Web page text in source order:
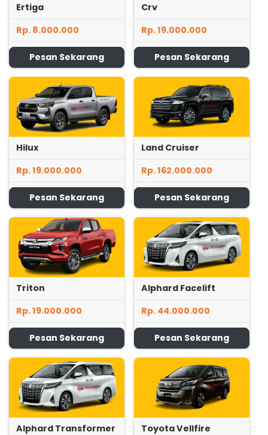
Ertiga
Rp. 8.000.000
Pesan Sekarang
Crv
Rp. 19.000.000
Pesan Sekarang
Hilux
Rp. 19.000.000
Pesan Sekarang
Land Cruiser
Rp. 162.000.000
Pesan Sekarang
Triton
Rp. 19.000.000
Pesan Sekarang
Alphard Facelift
Rp. 44.000.000
Pesan Sekarang
Alphard Transformer
Toyota Vellfire